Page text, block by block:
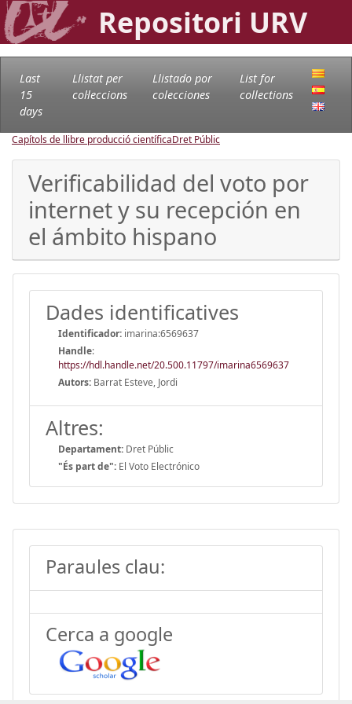
Repositori URV
Last
15
days
Llistat per
col·leccions
Llistado por
colecciones
List for
collections
Capítols de llibre producció científicaDret Públic
Verificabilidad del voto por
internet y su recepción en
el ámbito hispano
Dades identificatives
Identificador: imarina:6569637
Handle:
https://hdl.handle.net/20.500.11797/imarina6569637
Autors: Barrat Esteve, Jordi
Altres:
Departament: Dret Públic
"És part de": El Voto Electrónico
Paraules clau:
Cerca a google